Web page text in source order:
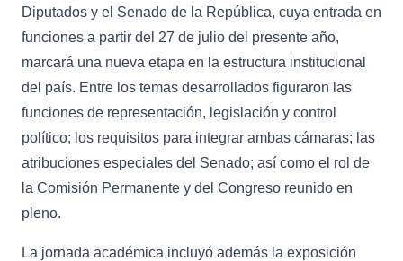
Diputados y el Senado de la República, cuya entrada en
funciones a partir del 27 de julio del presente año,
marcará una nueva etapa en la estructura institucional
del país. Entre los temas desarrollados figuraron las
funciones de representación, legislación y control
político; los requisitos para integrar ambas cámaras; las
atribuciones especiales del Senado; así como el rol de
la Comisión Permanente y del Congreso reunido en
pleno.
La jornada académica incluyó además la exposición